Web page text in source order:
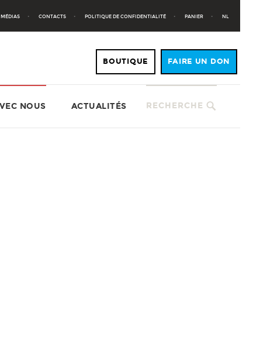
MÉDIAS CONTACTS POLITIQUE DE CONFIDENTIALITÉ PANIER NL
RECHERCHE
NOUS ACTUALITÉS